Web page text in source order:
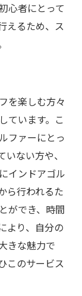
心者にとって
えるため、ス
を楽しむ方々
ています。こ
ファーにとっ
ない方や、
インドアゴル
ら行われるた
ができ、時間
より、自分の
きな魅力で
このサービス